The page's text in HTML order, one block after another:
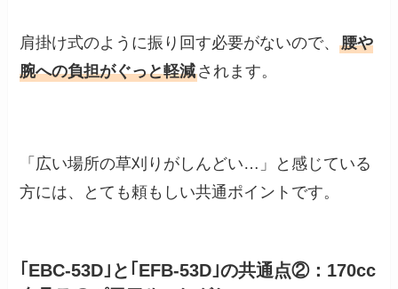
肩掛け式のように振り回す必要がないので、腰や
腕への負担がぐっと軽減されます。
「広い場所の草刈りがしんどい…」と感じている
方には、とても頼もしい共通ポイントです。
｢EBC-53D｣と｢EFB-53D｣の共通点②：170cc